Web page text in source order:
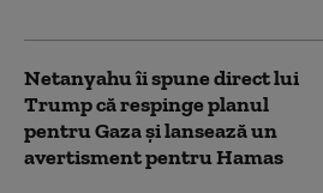
Netanyahu îi spune direct lui
Trump că respinge planul
pentru Gaza și lansează un
avertisment pentru Hamas